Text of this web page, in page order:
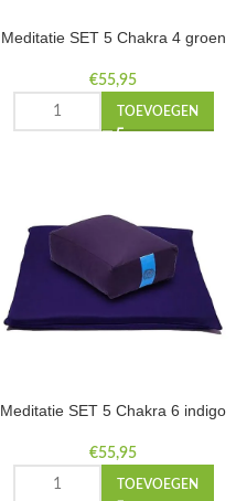
Meditatie SET 5 Chakra 4 groen
€55,95
TOEVOEGEN
Meditatie SET 5 Chakra 6 indigo
€55,95
TOEVOEGEN